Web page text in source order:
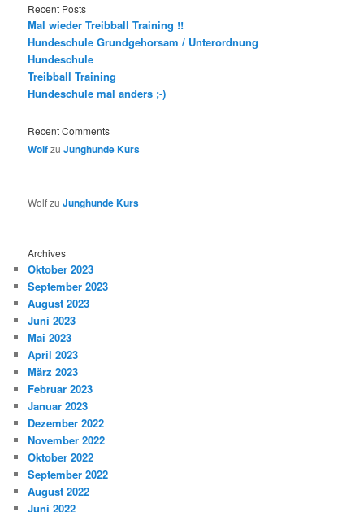
Recent Posts
Mal wieder Treibball Training !!
Hundeschule Grundgehorsam / Unterordnung
Hundeschule
Treibball Training
Hundeschule mal anders ;-)
Recent Comments
WolfzuJunghunde Kurs
WolfzuJunghunde Kurs
Archives
Oktober 2023
September 2023
August 2023
Juni 2023
Mai 2023
April 2023
März 2023
Februar 2023
Januar 2023
Dezember 2022
November 2022
Oktober 2022
September 2022
August 2022
Juni 2022